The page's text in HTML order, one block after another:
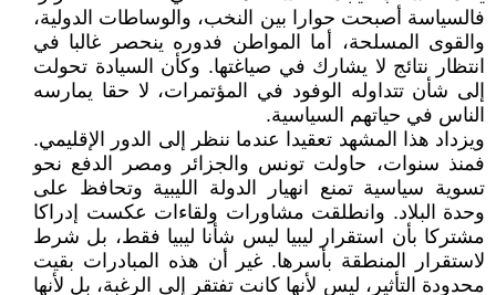
فالسياسة أصبحت حوارا بين النخب، والوساطات الدولية،
والقوى المسلحة، أما المواطن فدوره ينحصر غالبا في
انتظار نتائج لا يشارك في صياغتها. وكأن السيادة تحولت
إلى شأن تتداوله الوفود في المؤتمرات، لا حقا يمارسه
الناس في حياتهم السياسية.
ويزداد هذا المشهد تعقيدا عندما ننظر إلى الدور الإقليمي.
فمنذ سنوات، حاولت تونس والجزائر ومصر الدفع نحو
تسوية سياسية تمنع انهيار الدولة الليبية وتحافظ على
وحدة البلاد. وانطلقت مشاورات ولقاءات عكست إدراكا
مشتركا بأن استقرار ليبيا ليس شأنا ليبيا فقط، بل شرط
لاستقرار المنطقة بأسرها. غير أن هذه المبادرات بقيت
محدودة التأثير، ليس لأنها كانت تفتقر إلى الرغبة، بل لأنها